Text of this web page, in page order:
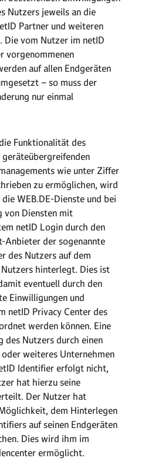
Nutzers jeweils an die
Partner und weiteren
Die vom Nutzer im netID
vorgenommenen
auf allen Endgeräten
– so muss der
nur einmal
Funktionalität des
wie unter Ziffer
zu ermöglichen, wird
WEB.DE-Dienste und bei
von Diensten mit
netID Login durch den
Anbieter der sogenannte
des Nutzers auf dem
hinterlegt. Dies ist
eventuell durch den
Einwilligungen und
netID Privacy Center des
werden können. Eine
des Nutzers durch einen
weiteres Unternehmen
Identifier erfolgt nicht,
hat hierzu seine
Der Nutzer hat
dem Hinterlegen
auf seinen Endgeräten
Dies wird ihm im
ermöglicht.